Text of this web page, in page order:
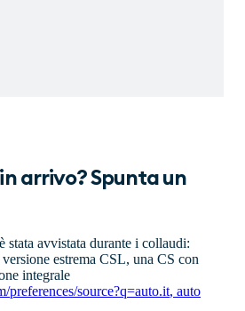
in arrivo? Spunta un
stata avvistata durante i collaudi:
estrema CSL, una CS con
integrale
preferences/source?q=auto.it, auto